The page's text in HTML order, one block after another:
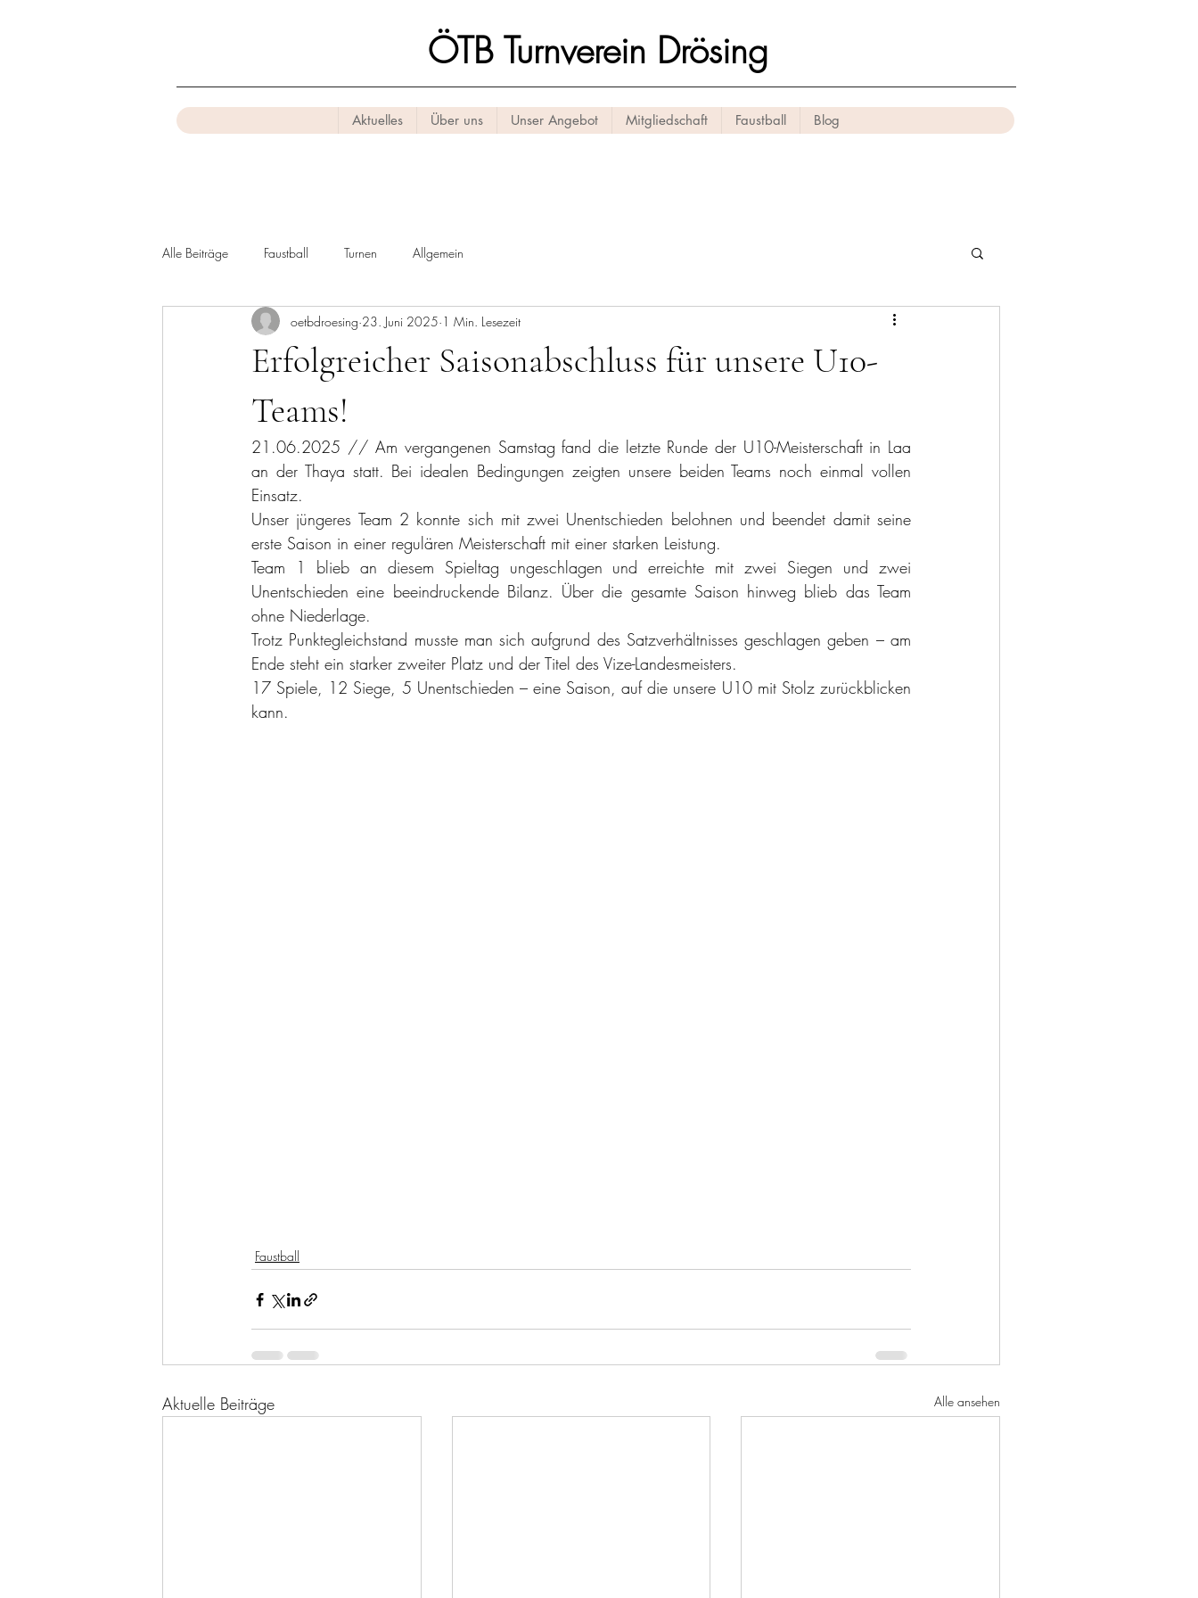
ÖTB Turnverein Drösing
Aktuelles Über uns Unser Angebot Mitgliedschaft Faustball Blog
Alle Beiträge Faustball Turnen Allgemein
Erfolgreicher Saisonabschluss für unsere U10-
Teams!
oetbdroesing 23. Juni 2025 1 Min. Lesezeit
21.06.2025 // Am vergangenen Samstag fand die letzte Runde der U10-Meisterschaft in Laa
an der Thaya statt. Bei idealen Bedingungen zeigten unsere beiden Teams noch einmal vollen
Einsatz.
Unser jüngeres Team 2 konnte sich mit zwei Unentschieden belohnen und beendet damit seine
erste Saison in einer regulären Meisterschaft mit einer starken Leistung.
Team 1 blieb an diesem Spieltag ungeschlagen und erreichte mit zwei Siegen und zwei
Unentschieden eine beeindruckende Bilanz. Über die gesamte Saison hinweg blieb das Team
ohne Niederlage.
Trotz Punktegleichstand musste man sich aufgrund des Satzverhältnisses geschlagen geben – am
Ende steht ein starker zweiter Platz und der Titel des Vize-Landesmeisters.
17 Spiele, 12 Siege, 5 Unentschieden – eine Saison, auf die unsere U10 mit Stolz zurückblicken
kann.
Faustball
Aktuelle Beiträge Alle ansehen